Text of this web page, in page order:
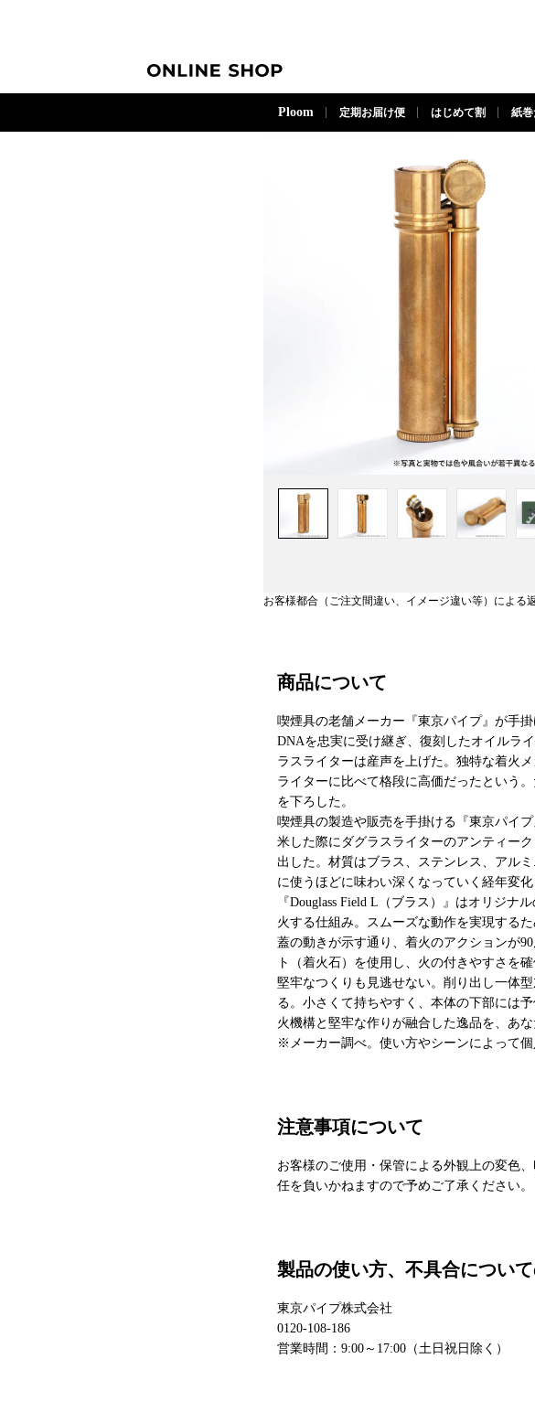
ONLINE SHOP
Ploom 定期お届け便 はじめて割 紙巻
お客様都合（ご注文間違い、イメージ違い等）による
商品について
喫煙具の老舗メーカー『東京パイプ』が手
DNAを忠実に受け継ぎ、復刻したオイルラ
ラスライターは産声を上げた。独特な着火
ライターに比べて格段に高価だったという
を下ろした。
喫煙具の製造や販売を手掛ける『東京パイ
米した際にダグラスライターのアンティー
出した。材質はブラス、ステンレス、アル
に使うほどに味わい深くなっていく経年変化
『Douglass Field L（ブラス）』はオリジ
火する仕組み。スムーズな動作を実現する
蓋の動きが示す通り、着火のアクションが
ト（着火石）を使用し、火の付きやすさを確
堅牢なつくりも見逃せない。削り出し一体
る。小さくて持ちやすく、本体の下部には
火機構と堅牢な作りが融合した逸品を、あ
※メーカー調べ。使い方やシーンによって
注意事項について
お客様のご使用・保管による外観上の変色
任を負いかねますので予めご了承ください。
製品の使い方、不具合につい
東京パイプ株式会社
0120-108-186
営業時間：9:00～17:00（土日祝日除く）